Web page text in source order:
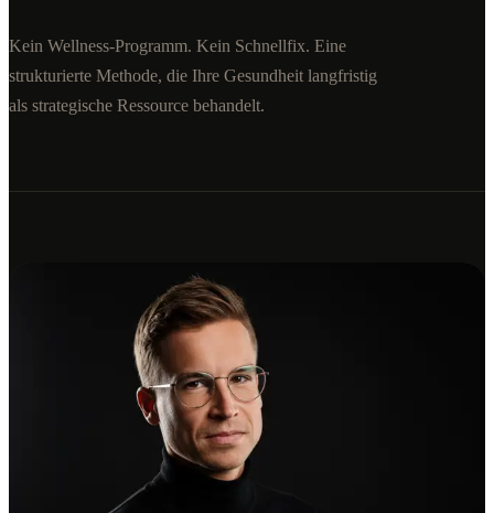
Kein Wellness-Programm. Kein Schnellfix. Eine
strukturierte Methode, die Ihre Gesundheit langfristig
als strategische Ressource behandelt.